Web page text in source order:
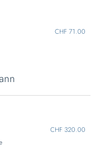
CHF 71.00
CHF 320.00